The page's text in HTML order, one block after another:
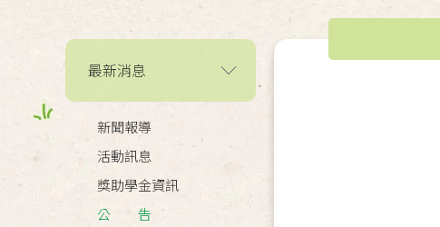
最新消息
新聞報導
活動訊息
獎助學金資訊
公 告